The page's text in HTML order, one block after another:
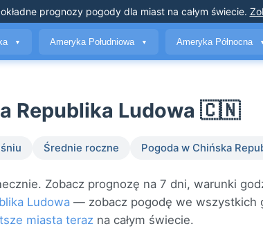
prognozy pogodydla miast na całym świecie.
▼ Ameryka Południowa ▼ Ameryka Północna
Republika Ludowa 🇨🇳
Średnie roczne Pogoda w Chińska
Zobacz prognozę na 7 dni, warunki
Ludowa — zobacz pogodę we wszystkich
miasta teraz na całym świecie.